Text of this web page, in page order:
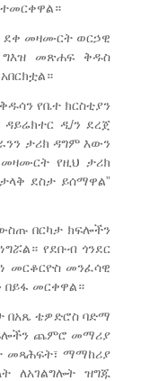
ደቀ መዛሙርት ወርኃዊ
መጽሐፍ ቅዱስ
የቤተ ክርስቲያን
ዲ/ን ደረጀ
ታሪክ ዳግም እውን
የዚህ ታሪክ
ደስታ ይሰማዋል”
በርካታ ክፍሎችን
የደቡብ ጎንደር
መርቆርዮስ መንፈሳዊ
በይፋ መርቀዋል።
በአጼ ቴዎድሮስ ባድማ
ጨምሮ መማሪያ
መጻሕፍት፣ ማማከሪያ
ለአገልግሎት ዝግጁ